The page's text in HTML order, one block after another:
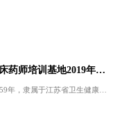
苏州大学附属儿童医院临床药师培训基地2019年春季招生简章
苏州大学附属儿童医院创建于1959年，隶属于江苏省卫生健康委员会，是一所集医教研为一体的三级甲等儿童专科医院。作为江苏省儿科类紧急医学救援基...